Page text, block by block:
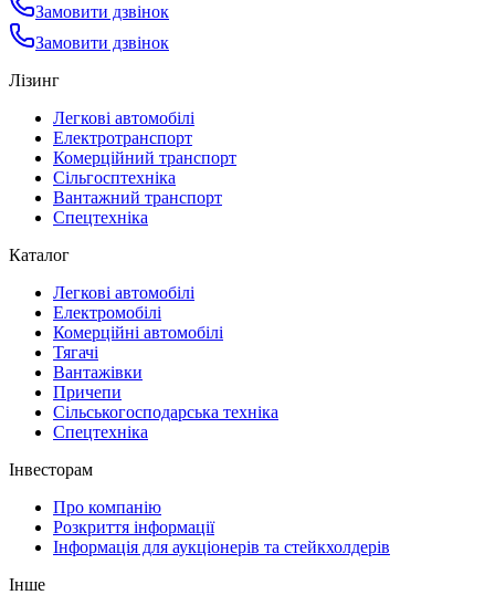
Замовити дзвінок
Замовити дзвінок
Лізинг
Легкові автомобілі
Електротранспорт
Комерційний транспорт
Сільгосптехніка
Вантажний транспорт
Спецтехніка
Каталог
Легкові автомобілі
Електромобілі
Комерційні автомобілі
Тягачі
Вантажівки
Причепи
Сільськогосподарська техніка
Спецтехніка
Інвесторам
Про компанію
Розкриття інформації
Інформація для аукціонерів та стейкхолдерів
Інше